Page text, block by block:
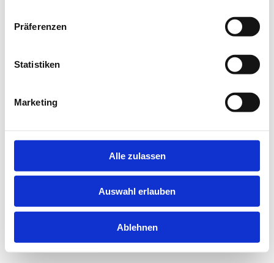
Präferenzen
Statistiken
Marketing
Alle zulassen
Auswahl erlauben
Ablehnen